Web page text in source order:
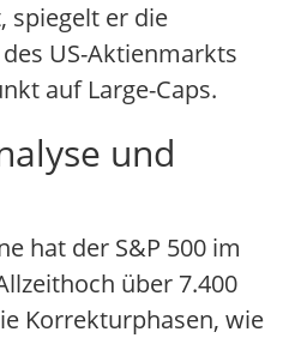
spiegelt er die
US-Aktienmarkts
auf Large-Caps.
und
hat der S&P 500 im
über 7.400
Korrekturphasen, wie